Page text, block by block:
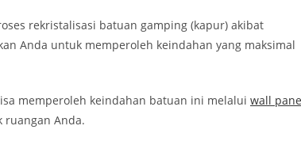
rekristalisasi batuan gamping (kapur) akibat
Anda untuk memperoleh keindahan yang maksimal
memperoleh keindahan batuan ini melalui wall
ruangan Anda.